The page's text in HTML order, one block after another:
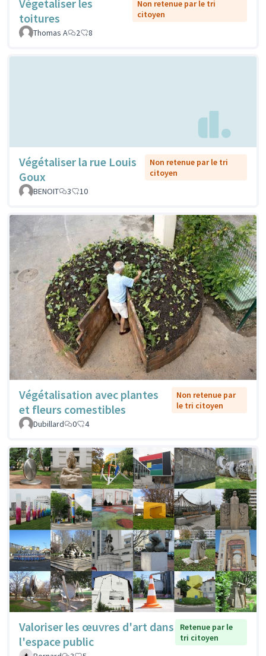
Végetaliser les
toitures
Non retenue par le tri
citoyen
Thomas A
2 8
Végétaliser la rue Louis
Goux
Non retenue par le tri
citoyen
BENOIT
3 10
Végétalisation avec plantes
et fleurs comestibles
Non retenue par
le tri citoyen
Dubillard
0 4
Valoriser les œuvres d'art dans
l'espace public
Retenue par le
tri citoyen